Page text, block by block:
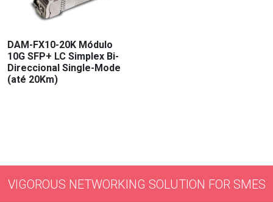
DAM-FX10-20K Módulo
10G SFP+ LC Simplex Bi-
Direccional Single-Mode
(até 20Km)
VIGOROUS NETWORKING SOLUTION FOR SMES